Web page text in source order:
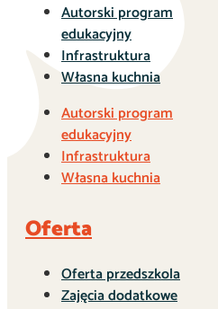
Autorski program
edukacyjny
Infrastruktura
Własna kuchnia
Autorski program
edukacyjny
Infrastruktura
Własna kuchnia
Oferta
Oferta przedszkola
Zajęcia dodatkowe